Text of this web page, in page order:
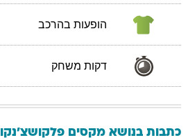
הופעות בהרכב
דקות משחק
כתבות בנושא מקסים פלקושצ'נקו